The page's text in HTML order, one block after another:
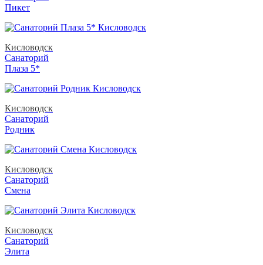
Пикет
Кисловодск
Санаторий
Плаза 5*
Кисловодск
Санаторий
Родник
Кисловодск
Санаторий
Смена
Кисловодск
Санаторий
Элита